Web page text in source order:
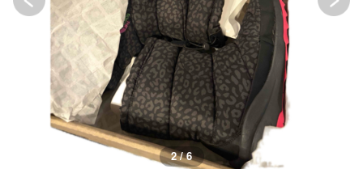
2 / 6